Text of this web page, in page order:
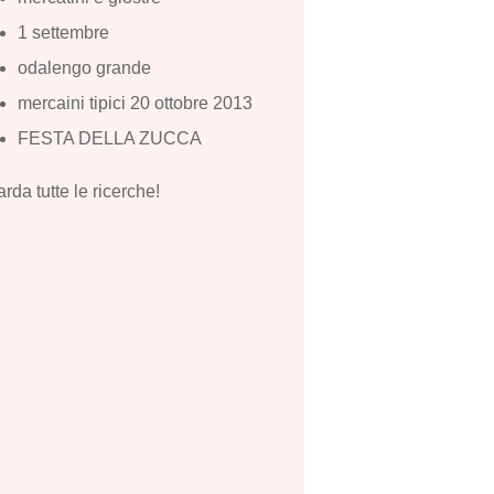
1 settembre
odalengo grande
mercaini tipici 20 ottobre 2013
FESTA DELLA ZUCCA
tutte le ricerche!